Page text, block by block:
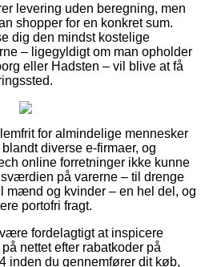
levering uden beregning, men
shopper for en konkret sum.
dig den mindst kostelige
– ligegyldigt om man opholder
eller Hadsten – vil blive at få
for almindelige mennesker
diverse e-firmaer, og
online forretninger ikke kunne
på varerne – til drenge
mænd og kvinder – en hel del, og
portofri fragt.
fordelagtigt at inspicere
nettet efter rabatkoder på
inden du gennemfører dit køb,